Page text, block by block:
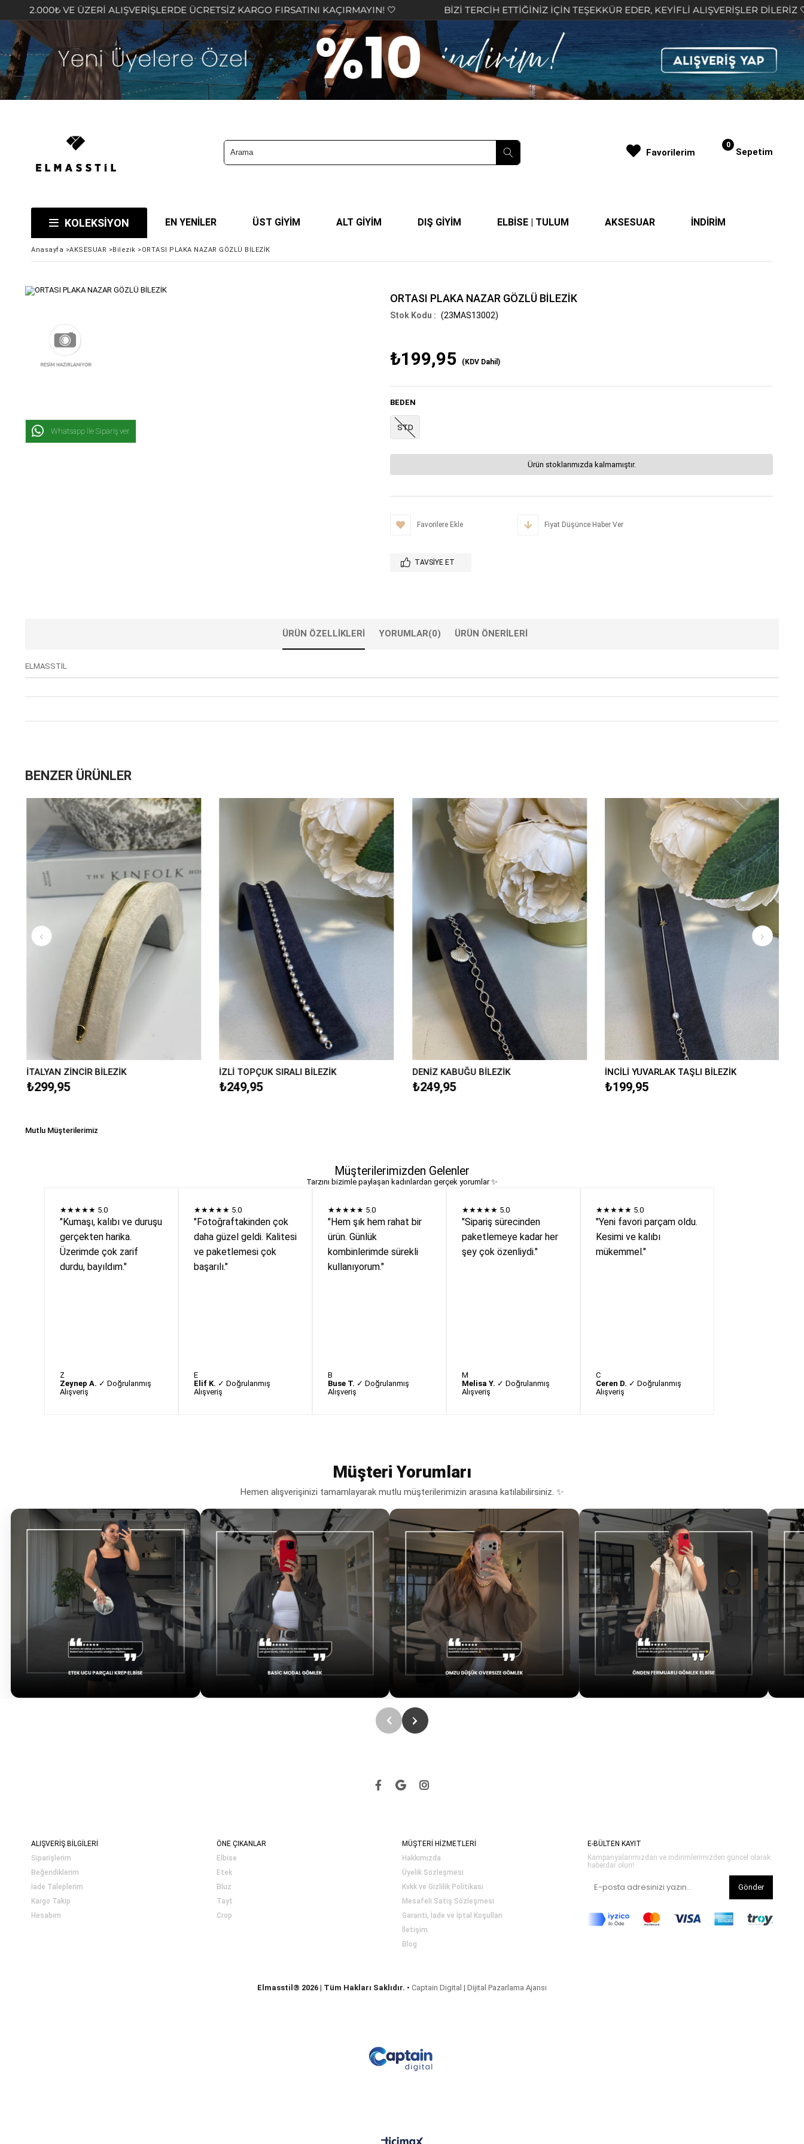
ÜZERİ ALIŞVERİŞLERDE ÜCRETSİZ KARGO FIRSATINI KAÇIRMAYIN! 🤍 BİZİ TERCİH ETTİĞİNİZ İÇİN TEŞEKKÜR EDER, KEYİFLİ ALIŞVERİŞLER DİLERİZ 🤍
Sepetim
0
KOLEKSİYON EN YENİLER ÜST GİYİM ALT GİYİM DIŞ GİYİM ELBİSE | TULUM AKSESUAR İNDİRİM
Favorilerim
Anasayfa >AKSESUAR >Bilezik >ORTASI PLAKA NAZAR GÖZLÜ BİLEZİK
Whatsapp İle Sipariş ver
ORTASI PLAKA NAZAR GÖZLÜ BİLEZİK
(23MAS13002)
₺199,95 (KDV Dahil)
BEDEN
STD
Ürün stoklarımızda kalmamıştır.
Favorilere Ekle Fiyat Düşünce Haber Ver
TAVSIYE ET
ÜRÜN ÖZELLIKLERI YORUMLAR(0) ÜRÜN ÖNERILERI
ELMASSTİL
BENZER ÜRÜNLER
İTALYAN ZİNCİR BİLEZİK
₺299,95
İZLİ TOPÇUK SIRALI BİLEZİK
₺249,95
DENİZ KABUĞU BİLEZİK
₺249,95
İNCİLİ YUVARLAK TAŞLI BİLEZİK
₺199,95
Mutlu Müşterilerimiz
Müşterilerimizden Gelenler
Tarzını bizimle paylaşan kadınlardan gerçek yorumlar ✨
★★★★★ 5.0
"Kumaşı, kalıbı ve duruşu
gerçekten harika.
Üzerimde çok zarif
durdu, bayıldım."
Z
Zeynep A. ✓ Doğrulanmış
Alışveriş
★★★★★ 5.0
"Fotoğraftakinden çok
daha güzel geldi. Kalitesi
ve paketlemesi çok
başarılı."
E
Elif K. ✓ Doğrulanmış
Alışveriş
★★★★★ 5.0
"Hem şık hem rahat bir
ürün. Günlük
kombinlerimde sürekli
kullanıyorum."
B
Buse T. ✓ Doğrulanmış
Alışveriş
★★★★★ 5.0
"Sipariş sürecinden
paketlemeye kadar her
şey çok özenliydi."
M
Melisa Y. ✓ Doğrulanmış
Alışveriş
★★★★★ 5.0
"Yeni favori parçam oldu.
Kesimi ve kalıbı
mükemmel."
C
Ceren D. ✓ Doğrulanmış
Alışveriş
Müşteri Yorumları
Hemen alışverişinizi tamamlayarak mutlu müşterilerimizin arasına katılabilirsiniz. ✨
ALIŞVERİŞ BİLGİLERİ
Siparişlerim
Beğendiklerim
İade Taleplerim
Kargo Takip
Hesabım
ÖNE ÇIKANLAR
Elbise
Etek
Bluz
Tayt
Crop
MÜŞTERİ HİZMETLERİ
Hakkımızda
Üyelik Sözleşmesi
Kvkk ve Gizlilik Politikası
Mesafeli Satış Sözleşmesi
Garanti, İade ve İptal Koşulları
İletişim
Blog
E-BÜLTEN KAYIT
Kampanyalarımızdan ve indirimlerimizden güncel olarak
haberdar olun!
Gönder
Elmasstil® 2026 | Tüm Hakları Saklıdır. • Captain Digital | Dijital Pazarlama Ajansı